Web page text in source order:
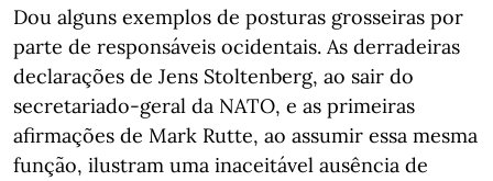
Dou alguns exemplos de posturas grosseiras por
parte de responsáveis ocidentais. As derradeiras
declarações de Jens Stoltenberg, ao sair do
secretariado-geral da NATO, e as primeiras
afirmações de Mark Rutte, ao assumir essa mesma
função, ilustram uma inaceitável ausência de